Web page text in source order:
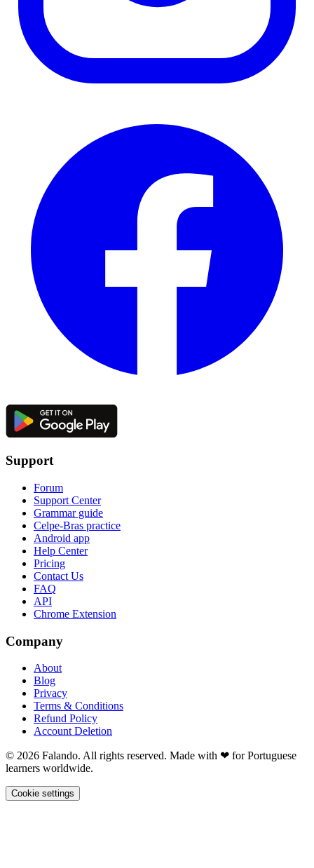
Support
Forum
Support Center
Grammar guide
Celpe-Bras practice
Android app
Help Center
Pricing
Contact Us
FAQ
API
Chrome Extension
Company
About
Blog
Privacy
Terms & Conditions
Refund Policy
Account Deletion
© 2026 Falando. All rights reserved. Made with ❤ for Portuguese
learners worldwide.
Cookie settings